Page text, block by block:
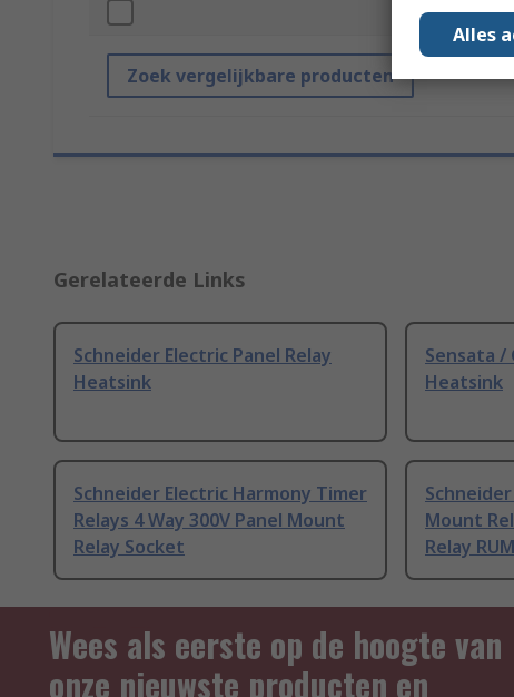
Mount Type
Zoek vergelijkbare producten
Gerelateerde Links
Schneider Electric Panel Relay
Heatsink
Sensata /
Heatsink
Schneider Electric Harmony Timer
Relays 4 Way 300V Panel Mount
Relay Socket
Mount
Relay
Wees als eerste op de hoogte van
onze nieuwste producten en
Alles